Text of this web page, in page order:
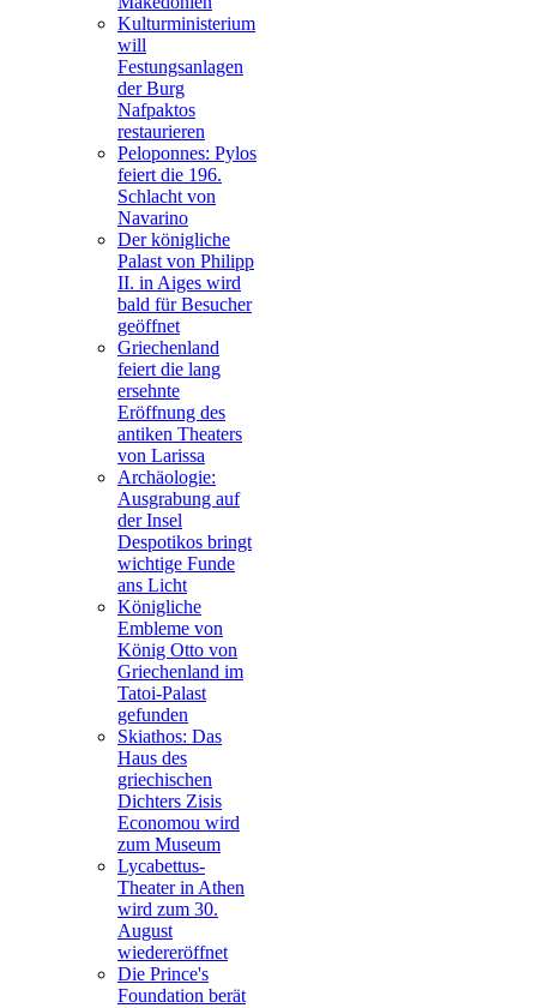
Kulturministerium
will
Festungsanlagen
der Burg
Nafpaktos
restaurieren
Peloponnes: Pylos
feiert die 196.
Schlacht von
Navarino
Der königliche
Palast von Philipp
II. in Aiges wird
bald für Besucher
geöffnet
Griechenland
feiert die lang
ersehnte
Eröffnung des
antiken Theaters
von Larissa
Archäologie:
Ausgrabung auf
der Insel
Despotikos bringt
wichtige Funde
ans Licht
Königliche
Embleme von
König Otto von
Griechenland im
Tatoi-Palast
gefunden
Skiathos: Das
Haus des
griechischen
Dichters Zisis
Economou wird
zum Museum
Lycabettus-
Theater in Athen
wird zum 30.
August
wiedereröffnet
Die Prince's
Foundation berät